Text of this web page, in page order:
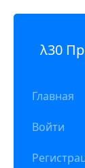
λ30
Главная
Войти